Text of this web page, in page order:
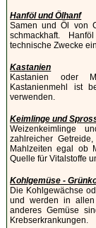
Hanföl und Ölhanf
Samen und Öl von
schmackhaft.
technische Zwecke
Kastanien
Kastanien oder
Kastanienmehl ist
verwenden.
Keimlinge und
Weizenkeimlinge
zahlreicher
Mahlzeiten egal ob
Quelle für Vitalstoffe
Kohlgemüse -
Die Kohlgewächse
und werden in
anderes Gemüse
Krebserkrankungen.